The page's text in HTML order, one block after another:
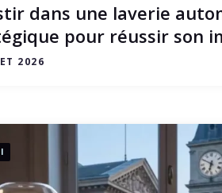
dans une laverie
pour réussir son
2026